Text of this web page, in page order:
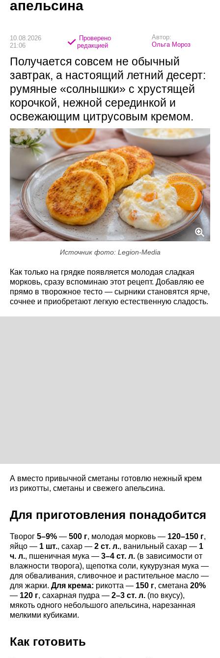
апельсина
10.08.2026
21:06
Проверено
редакцией
Автор:
Ольга Мороз
Получается совсем не обычный
завтрак, а настоящий летний десерт:
румяные «солнышки» с хрустящей
корочкой, нежной серединкой и
освежающим цитрусовым кремом.
Источник фото: Legion-Media
Как только на грядке появляется молодая сладкая
морковь, сразу вспоминаю этот рецепт. Добавляю ее
прямо в творожное тесто — сырники становятся ярче,
сочнее и приобретают легкую естественную сладость.
А вместо привычной сметаны готовлю нежный крем
из рикотты, сметаны и свежего апельсина.
Для приготовления понадобится
Творог 5–9% — 500 г, молодая морковь — 120–150 г,
яйцо — 1 шт., сахар — 2 ст. л., ванильный сахар — 1
ч. л., пшеничная мука — 3–4 ст. л. (в зависимости от
влажности творога), щепотка соли, кукурузная мука —
для обваливания, сливочное и растительное масло —
для жарки. Для крема: рикотта — 150 г, сметана 20%
— 120 г, сахарная пудра — 2–3 ст. л. (по вкусу),
мякоть одного небольшого апельсина, нарезанная
мелкими кубиками.
Как готовить